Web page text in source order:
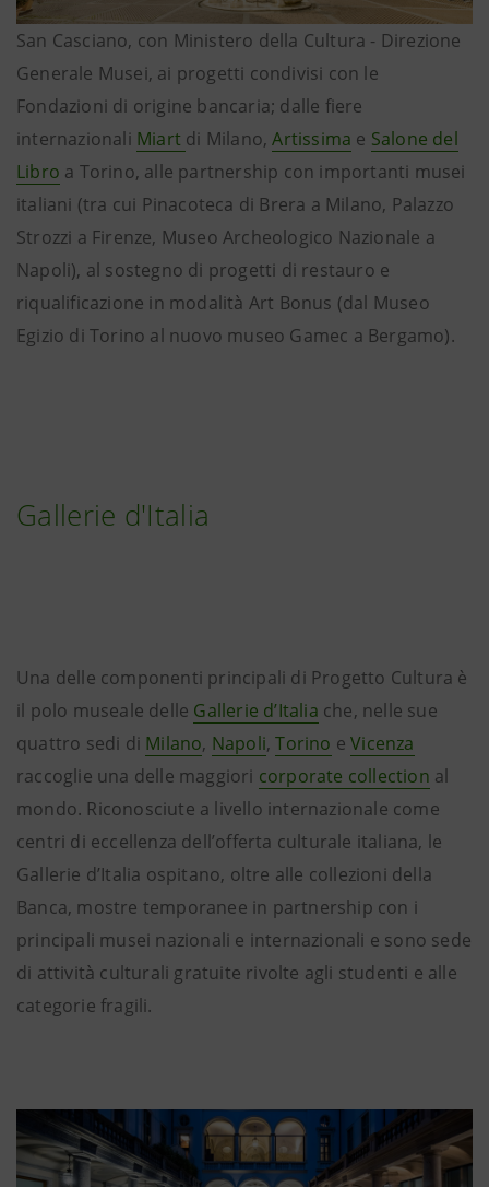
San Casciano, con Ministero della Cultura - Direzione
Generale Musei, ai progetti condivisi con le
Fondazioni di origine bancaria; dalle fiere
internazionali Miart di Milano,Artissima e Salone del
Libro a Torino, alle partnership con importanti musei
italiani (tra cui Pinacoteca di Brera a Milano, Palazzo
Strozzi a Firenze, Museo Archeologico Nazionale a
Napoli), al sostegno di progetti di restauro e
riqualificazione in modalità Art Bonus (dal Museo
Egizio di Torino al nuovo museo Gamec a Bergamo).
Gallerie d'Italia
Una delle componenti principali di Progetto Cultura è
il polo museale delle Gallerie d’Italia che, nelle sue
quattro sedi di Milano, Napoli,Torino eVicenza
raccoglie una delle maggiori corporate collection al
mondo. Riconosciute a livello internazionale come
centri di eccellenza dell’offerta culturale italiana, le
Gallerie d’Italia ospitano, oltre alle collezioni della
Banca, mostre temporanee in partnership con i
principali musei nazionali e internazionali e sono sede
di attività culturali gratuite rivolte agli studenti e alle
categorie fragili.